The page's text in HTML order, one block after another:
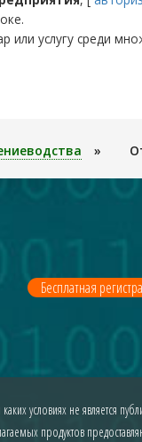
услугу среди
»
Бесплатная
условиях не является
продуктов